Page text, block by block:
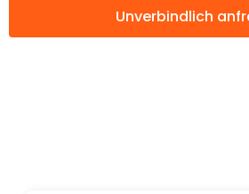
Unverbindlich